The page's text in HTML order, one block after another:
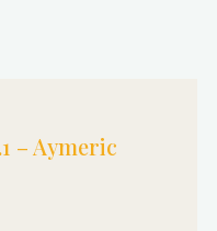
– Aymeric